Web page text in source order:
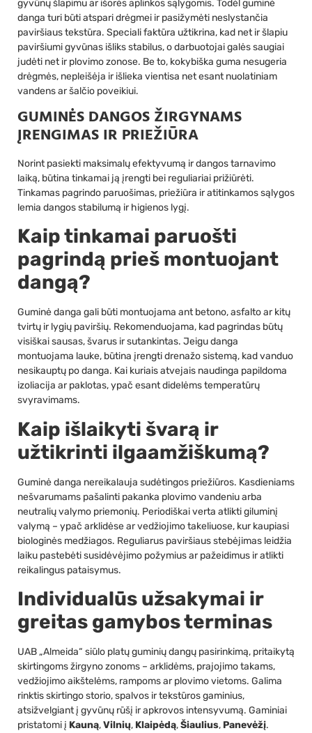
gyvūnų šlapimu ar išorės aplinkos sąlygomis. Todėl guminė
danga turi būti atspari drėgmei ir pasižymėti neslystančia
paviršiaus tekstūra. Speciali faktūra užtikrina, kad net ir šlapiu
paviršiumi gyvūnas išliks stabilus, o darbuotojai galės saugiai
judėti net ir plovimo zonose. Be to, kokybiška guma nesugeria
drėgmės, nepleišėja ir išlieka vientisa net esant nuolatiniam
vandens ar šalčio poveikiui.
GUMINĖS DANGOS ŽIRGYNAMS
ĮRENGIMAS IR PRIEŽIŪRA
Norint pasiekti maksimalų efektyvumą ir dangos tarnavimo
laiką, būtina tinkamai ją įrengti bei reguliariai prižiūrėti.
Tinkamas pagrindo paruošimas, priežiūra ir atitinkamos sąlygos
lemia dangos stabilumą ir higienos lygį.
Kaip tinkamai paruošti
pagrindą prieš montuojant
dangą?
Guminė danga gali būti montuojama ant betono, asfalto ar kitų
tvirtų ir lygių paviršių. Rekomenduojama, kad pagrindas būtų
visiškai sausas, švarus ir sutankintas. Jeigu danga
montuojama lauke, būtina įrengti drenažo sistemą, kad vanduo
nesikauptų po danga. Kai kuriais atvejais naudinga papildoma
izoliacija ar paklotas, ypač esant didelėms temperatūrų
svyravimams.
Kaip išlaikyti švarą ir
užtikrinti ilgaamžiškumą?
Guminė danga nereikalauja sudėtingos priežiūros. Kasdieniams
nešvarumams pašalinti pakanka plovimo vandeniu arba
neutralių valymo priemonių. Periodiškai verta atlikti giluminį
valymą – ypač arklidėse ar vedžiojimo takeliuose, kur kaupiasi
biologinės medžiagos. Reguliarus paviršiaus stebėjimas leidžia
laiku pastebėti susidėvėjimo požymius ar pažeidimus ir atlikti
reikalingus pataisymus.
Individualūs užsakymai ir
greitas gamybos terminas
UAB „Almeida“ siūlo platų guminių dangų pasirinkimą, pritaikytą
skirtingoms žirgyno zonoms – arklidėms, prajojimo takams,
vedžiojimo aikštelėms, rampoms ar plovimo vietoms. Galima
rinktis skirtingo storio, spalvos ir tekstūros gaminius,
atsižvelgiant į gyvūnų rūšį ir apkrovos intensyvumą. Gaminiai
pristatomi į Kauną,Vilnių, Klaipėdą,Šiaulius, Panevėžį.